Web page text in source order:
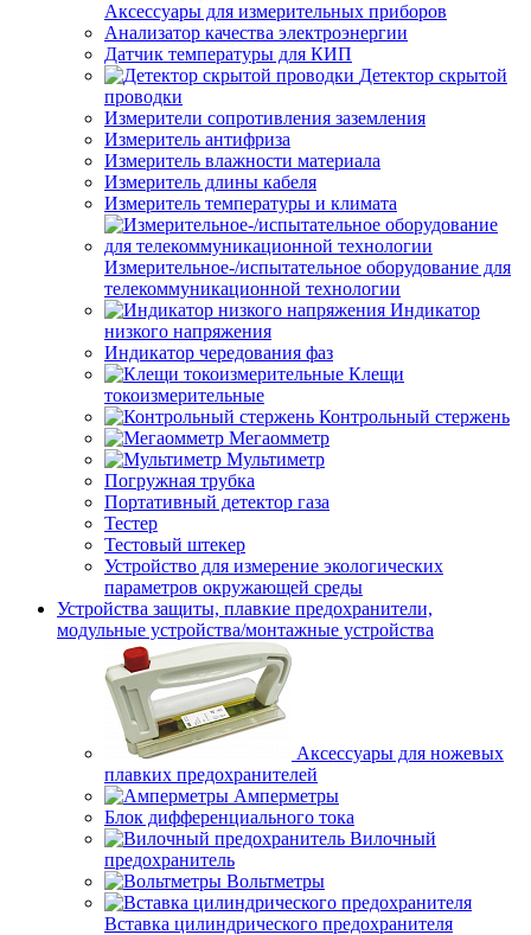
Аксессуары для измерительных приборов
Анализатор качества электроэнергии
Датчик температуры для КИП
Детектор скрытой
проводки
Измерители сопротивления заземления
Измеритель антифриза
Измеритель влажности материала
Измеритель длины кабеля
Измеритель температуры и климата
Измерительное-/испытательное оборудование для
телекоммуникационной технологии
Индикатор
низкого напряжения
Индикатор чередования фаз
Клещи
токоизмерительные
Контрольный стержень
Мегаомметр
Мультиметр
Погружная трубка
Портативный детектор газа
Тестер
Тестовый штекер
Устройство для измерение экологических
параметров окружающей среды
Устройства защиты, плавкие предохранители,
модульные устройства/монтажные устройства
Аксессуары для ножевых
плавких предохранителей
Амперметры
Блок дифференциального тока
Вилочный
предохранитель
Вольтметры
Вставка цилиндрического предохранителя